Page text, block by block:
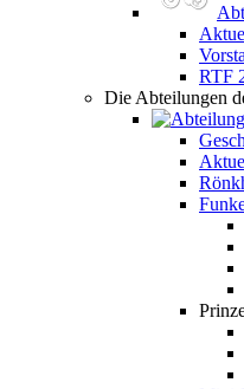
RTF
Die Abteilungen